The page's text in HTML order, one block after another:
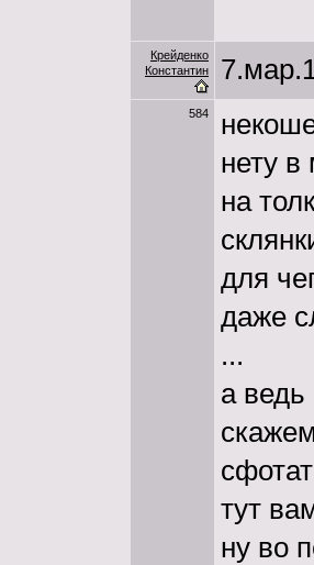
Крейденко
Константин
584
нету
на
для
даже
...
а
тут
ну во